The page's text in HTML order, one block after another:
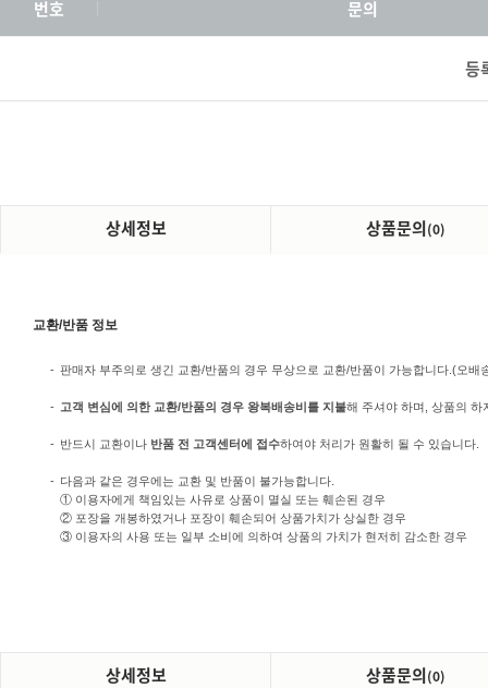
번호 문의
등
상세정보 상품문의(0)
교환/반품 정보
- 판매자 부주의로 생긴 교환/반품의 경우 무상으로 교환/반품이 가능합니다.(오
- 고객 변심에 의한 교환/반품의 경우 왕복배송비를 지불해 주셔야 하며, 상품의 하
- 반드시 교환이나 반품 전 고객센터에 접수하여야 처리가 원활히 될 수 있습니다.
- 다음과 같은 경우에는 교환 및 반품이 불가능합니다.
① 이용자에게 책임있는 사유로 상품이 멸실 또는 훼손된 경우
② 포장을 개봉하였거나 포장이 훼손되어 상품가치가 상실한 경우
③ 이용자의 사용 또는 일부 소비에 의하여 상품의 가치가 현저히 감소한 경우
상세정보 상품문의(0)